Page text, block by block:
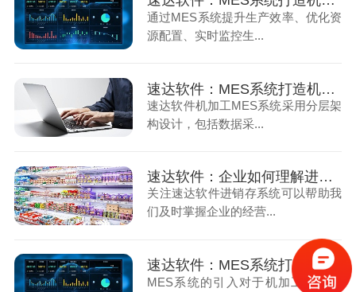
通过MES系统提升生产效率、优化资
源配置、实时监控生...
速达软件：MES系统打造机加工行业智能解决方案（2）
速达软件机加工MES系统采用分层架
构设计，包括数据采...
速达软件：企业如何理解进销存系统
关注速达软件进销存系统可以帮助我
们及时掌握企业的经营...
速达软件：MES系统打造机加工行业智能解决方案（3）
MES系统的引入对于机加工行业来